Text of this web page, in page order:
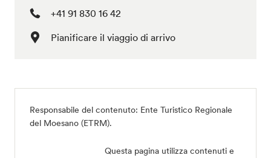
+41 91 830 16 42
Pianificare il viaggio di arrivo
Responsabile del contenuto: Ente Turistico Regionale
del Moesano (ETRM).
Questa pagina utilizza contenuti e